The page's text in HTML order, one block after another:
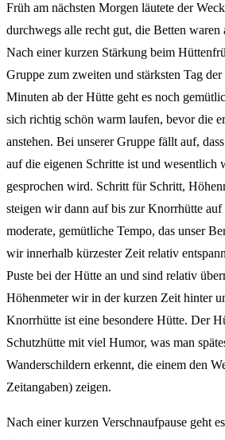
Früh am nächsten Morgen läutete der
durchwegs alle recht gut, die Betten
Nach einer kurzen Stärkung beim
Gruppe zum zweiten und stärksten Tag
Minuten ab der Hütte geht es noch
sich richtig schön warm laufen, bevor die
anstehen. Bei unserer Gruppe fällt auf,
auf die eigenen Schritte ist und wesentlich
gesprochen wird. Schritt für Schritt,
steigen wir dann auf bis zur Knorrhütte
moderate, gemütliche Tempo, das unser
wir innerhalb kürzester Zeit relativ
Puste bei der Hütte an und sind relativ
Höhenmeter wir in der kurzen Zeit hinter
Knorrhütte ist eine besondere Hütte. Der
Schutzhütte mit viel Humor, was man
Wanderschildern erkennt, die einem den
Zeitangaben) zeigen.
Nach einer kurzen Verschnaufpause geht